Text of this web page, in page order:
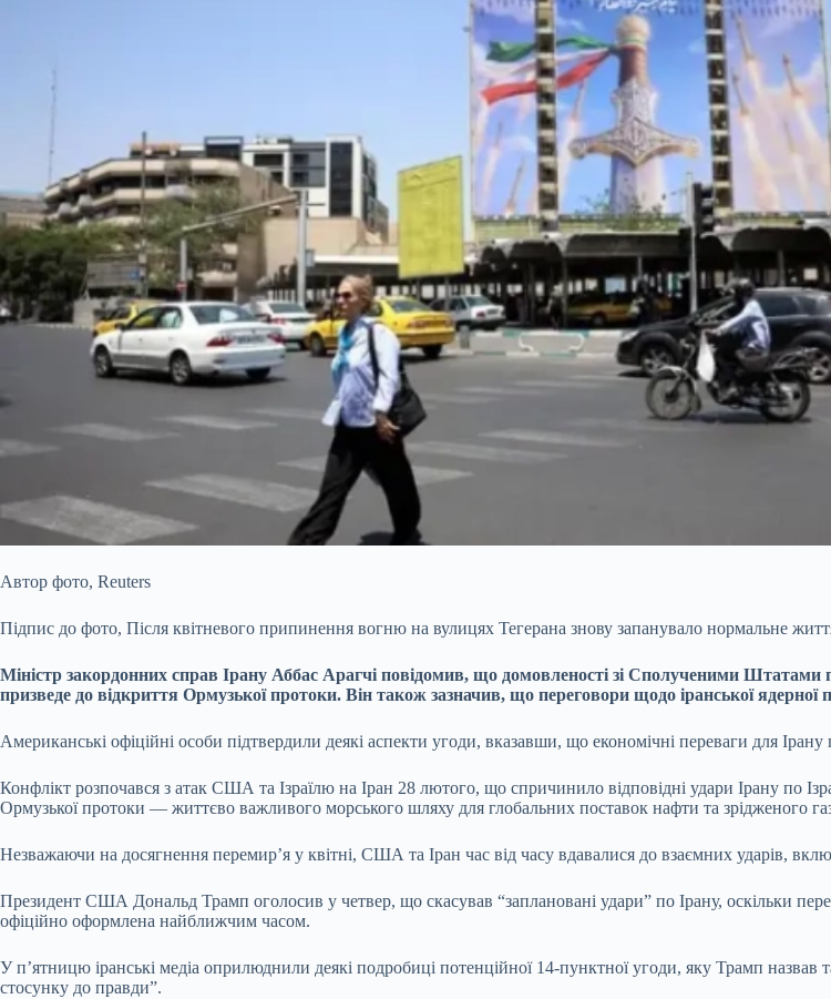
Автор фото, Reuters
Підпис до фото, Після квітневого припинення вогню на вулицях Тегерана знову запанувало нормальне
Міністр закордонних справ Ірану Аббас Арагчі повідомив, що домовленості зі Сполученими Штатами
призведе до відкриття Ормузької протоки. Він також зазначив, що переговори щодо іранської ядерної
Американські офіційні особи підтвердили деякі аспекти угоди, вказавши, що економічні переваги для Ірану
Конфлікт розпочався з атак США та Ізраїлю на Іран 28 лютого, що спричинило відповідні удари Ірану по
Ормузької протоки — життєво важливого морського шляху для глобальних поставок нафти та зрідженого
Незважаючи на досягнення перемир’я у квітні, США та Іран час від часу вдавалися до взаємних ударів,
Президент США Дональд Трамп оголосив у четвер, що скасував “заплановані удари” по Ірану, оскільки
офіційно оформлена найближчим часом.
У п’ятницю іранські медіа оприлюднили деякі подробиці потенційної 14-пунктної угоди, яку Трамп
стосунку до правди”.